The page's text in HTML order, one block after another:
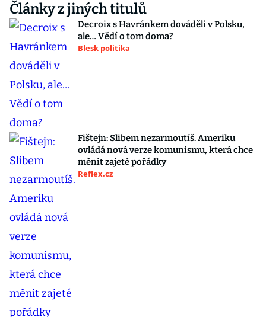
Články z jiných titulů
Decroix s Havránkem dováděli v Polsku,
ale… Vědí o tom doma?
Blesk politika
Fištejn: Slibem nezarmoutíš. Ameriku
ovládá nová verze komunismu, která chce
měnit zajeté pořádky
Reflex.cz